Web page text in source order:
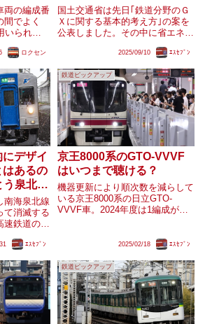
両の編成番
でよく
いられる
い線の車両
なってお
しては｢ト
し...
ロクセン
実現有無・今後は？
国土交通省は先日｢鉄道分野のＧ
Ｘに関する基本的考え方｣の案を
公表しました。その中に省エネに
者において2035年度までに非
VVVF車・初期のVVVF車(GTO方
式)を置き換えることを提言して
います。一方で東武やJ...
2025/09/10 ｴｽｾﾌﾞﾝ
デザイ
はあるの
う泉北高
南海泉北線
て消滅する
速鉄道の車
のカラーリ
います。泉
明日親会
ｴｽｾﾌﾞﾝ
鉄道ピックアップ
京王8000系のGTO-VVVF
はいつまで聴ける？
機器更新により順次数を減らして
いる京王8000系の日立GTO-
VVVF車。2024年度は1編成が機
9000系の機器更新も始まりまし
はいつまで聞...
2025/02/18 ｴｽｾﾌﾞﾝ
鉄道ピックアップ